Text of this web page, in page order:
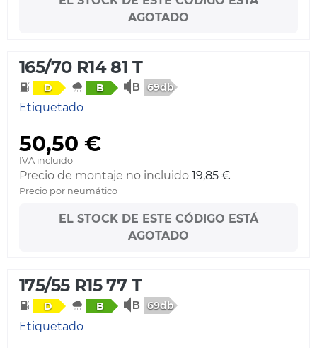
AGOTADO
165/70 R14 81 T
D B 69db
Etiquetado
50,50 €
IVA incluido
Precio de montaje no incluido 19,85 €
Precio por neumático
EL STOCK DE ESTE CÓDIGO ESTÁ
AGOTADO
175/55 R15 77 T
D B 69db
Etiquetado